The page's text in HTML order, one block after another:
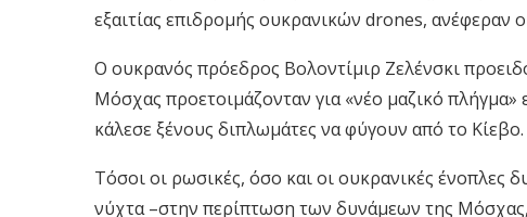
εξαιτίας επιδρομής ουκρανικών drones, ανέφεραν
Ο ουκρανός πρόεδρος Βολοντίμιρ Ζελένσκι
Μόσχας προετοιμάζονταν για «νέο μαζικό
κάλεσε ξένους διπλωμάτες να φύγουν από το Κίεβο.
Τόσοι οι ρωσικές, όσο και οι ουκρανικές ένοπλες
νύχτα –στην περίπτωση των δυνάμεων της Μόσχας,